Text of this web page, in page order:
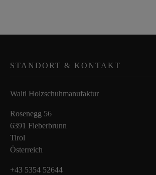
STANDORT & KONTAKT
Waltl Holzschuhmanufaktur
Rosenegg 56
6391 Fieberbrunn
Tirol
Österreich
+43 5354 52644